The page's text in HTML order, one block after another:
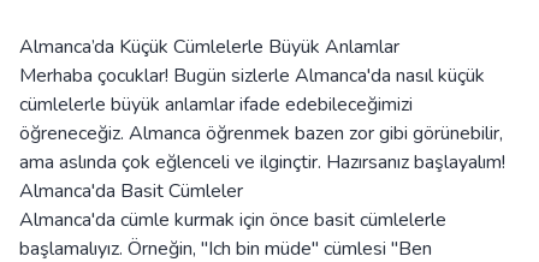
Almanca’da Küçük Cümlelerle Büyük Anlamlar
Merhaba çocuklar! Bugün sizlerle Almanca'da nasıl küçük
cümlelerle büyük anlamlar ifade edebileceğimizi
öğreneceğiz. Almanca öğrenmek bazen zor gibi görünebilir,
ama aslında çok eğlenceli ve ilginçtir. Hazırsanız başlayalım!
Almanca'da Basit Cümleler
Almanca'da cümle kurmak için önce basit cümlelerle
başlamalıyız. Örneğin, "Ich bin müde" cümlesi "Ben